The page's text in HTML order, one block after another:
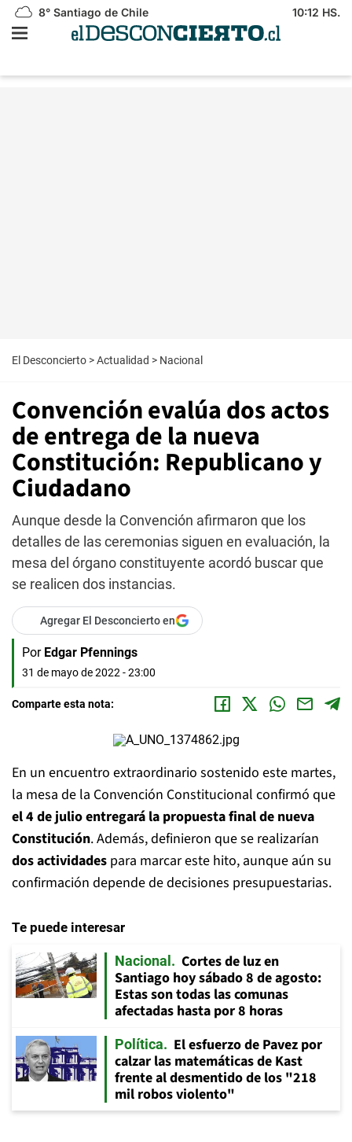
8° Santiago de Chile 10:12 HS.
El Desconcierto >Actualidad > Nacional
Convención evalúa dos actos
de entrega de la nueva
Constitución: Republicano y
Ciudadano
Aunque desde la Convención afirmaron que los
detalles de las ceremonias siguen en evaluación, la
mesa del órgano constituyente acordó buscar que
se realicen dos instancias.
Agregar El Desconcierto en
Por Edgar Pfennings
31 de mayo de 2022 - 23:00
Comparte esta nota:
En un encuentro extraordinario sostenido este martes,
la mesa de la Convención Constitucional confirmó que
el 4 de julio entregará la propuesta final de nueva
Constitución. Además, definieron que se realizarían
dos actividades para marcar este hito, aunque aún su
confirmación depende de decisiones presupuestarias.
Te puede interesar
Nacional
Cortes de luz en
Santiago hoy sábado 8 de agosto:
Estas son todas las comunas
afectadas hasta por 8 horas
Política
El esfuerzo de Pavez por
calzar las matemáticas de Kast
frente al desmentido de los "218
mil robos violento"